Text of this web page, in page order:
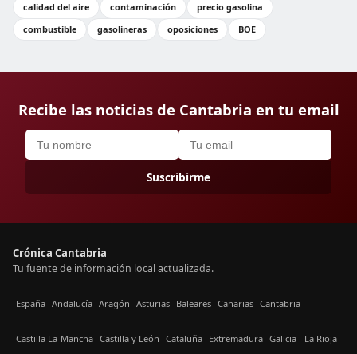
calidad del aire
contaminación
precio gasolina
combustible
gasolineras oposiciones BOE
Recibe las noticias de Cantabria en tu email
Suscribirme
Crónica Cantabria
Tu fuente de información local actualizada.
España Andalucía Aragón Asturias Baleares Canarias Cantabria
Castilla La-Mancha Castilla y León Cataluña Extremadura Galicia La Rioja